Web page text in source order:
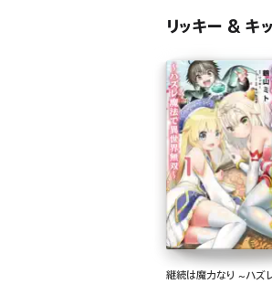
リッキー & キ
継続は魔力なり ~ハズ